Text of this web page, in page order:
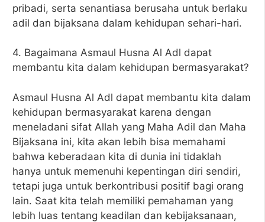
pribadi, serta senantiasa berusaha untuk berlaku
adil dan bijaksana dalam kehidupan sehari-hari.
4. Bagaimana Asmaul Husna Al Adl dapat
membantu kita dalam kehidupan bermasyarakat?
Asmaul Husna Al Adl dapat membantu kita dalam
kehidupan bermasyarakat karena dengan
meneladani sifat Allah yang Maha Adil dan Maha
Bijaksana ini, kita akan lebih bisa memahami
bahwa keberadaan kita di dunia ini tidaklah
hanya untuk memenuhi kepentingan diri sendiri,
tetapi juga untuk berkontribusi positif bagi orang
lain. Saat kita telah memiliki pemahaman yang
lebih luas tentang keadilan dan kebijaksanaan,